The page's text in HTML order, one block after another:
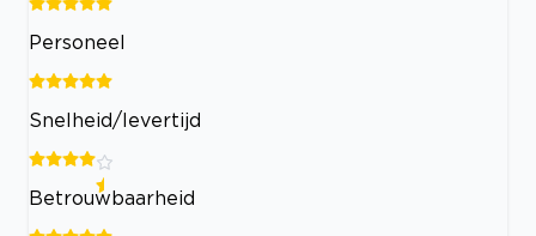
Personeel
Snelheid/levertijd
Betrouwbaarheid